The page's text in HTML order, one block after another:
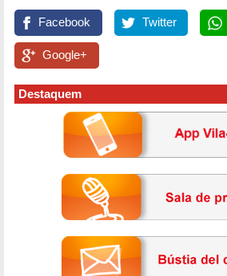
Facebook Twitter
Google+
Destaquem